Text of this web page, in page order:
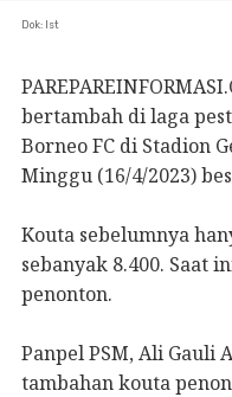
Dok: Ist
bertambah di laga
Borneo FC di Stadion
Minggu (16/4/2023)
Kouta sebelumnya
sebanyak 8.400. Saat
penonton.
Panpel PSM, Ali
tambahan kouta